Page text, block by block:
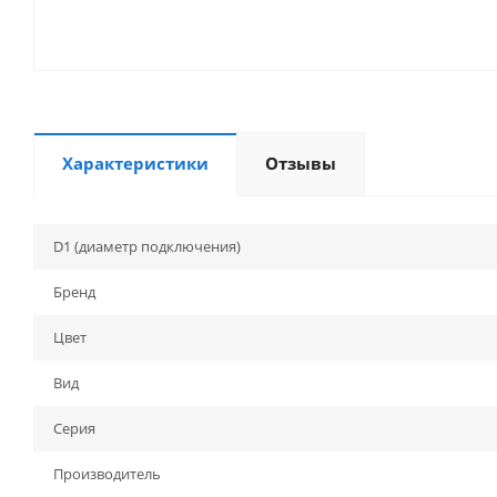
Характеристики Отзывы
D1 (диаметр подключения)
Бренд
Цвет
Вид
Серия
Производитель